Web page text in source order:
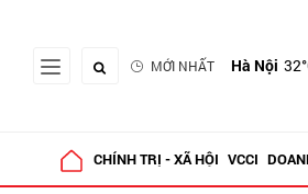
MỚI NHẤT Hà Nội
CHÍNH TRỊ - XÃ HỘI VCCI